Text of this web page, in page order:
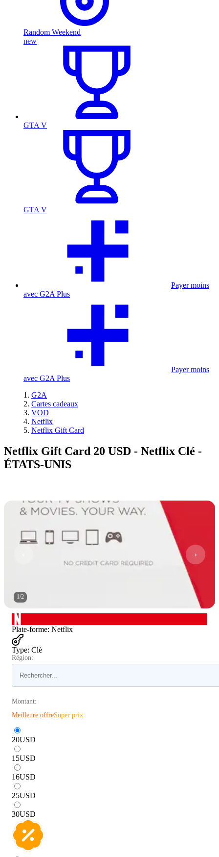
Random Weekend
new
GTA V
GTA V
Payer moins
avec G2A Plus
Payer moins
avec G2A Plus
G2A
Cartes cadeaux
VOD
Netflix
Netflix Gift Card
Netflix Gift Card 20 USD - Netflix Clé -
ÉTATS-UNIS
1/2
Plate-forme: Netflix
Type: Clé
Région:
Montant:
Meilleure offreSuper prix
20USD
15USD
16USD
25USD
30USD